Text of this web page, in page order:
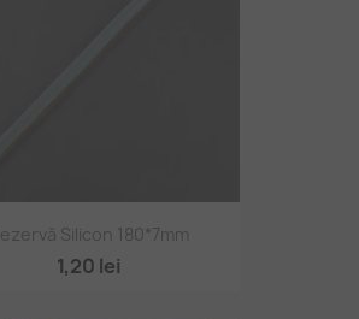
Silicon 180*7mm
1,20 lei